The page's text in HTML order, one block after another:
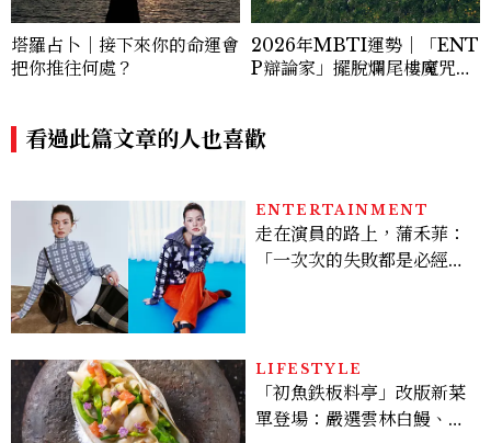
塔羅占卜｜接下來你的命運會
把你推往何處？
2026年MBTI運勢｜「ENT
P辯論家」擺脫爛尾樓魔咒，
看過此篇文章的人也喜歡
ENTERTAINMENT
走在演員的路上，蒲禾菲：
「一次次的失敗都是必經過
LIFESTYLE
「初魚鉄板料亭」改版新菜
單登場：嚴選雲林白鰻、海